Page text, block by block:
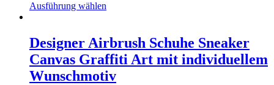
Ausführung wählen
Designer Airbrush Schuhe Sneaker
Canvas Graffiti Art mit individuellem
Wunschmotiv